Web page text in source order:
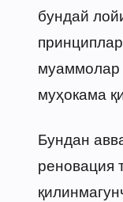
бундай
муаммолар
муҳокама
Бундан
реновация